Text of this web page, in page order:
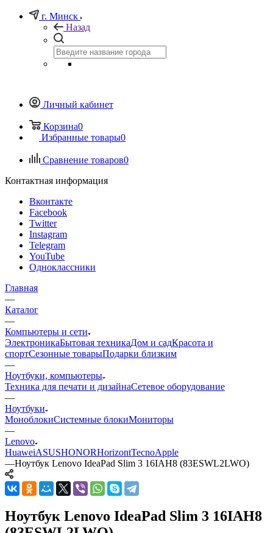
г. Минск
Назад
Личный кабинет
Корзина0
Избранные товары0
Сравнение товаров0
Контактная информация
Вконтакте
Facebook
Twitter
Instagram
Telegram
YouTube
Одноклассники
Главная
—
Каталог
—
Компьютеры и сети
ЭлектроникаБытовая техникаДом и садКрасота и
спортСезонные товарыПодарки близким
—
Ноутбуки, компьютеры
Техника для печати и дизайнаСетевое оборудование
—
Ноутбуки
МоноблокиСистемные блокиМониторы
—
Lenovo
HuaweiASUSHONORHorizontTecnoApple
—Ноутбук Lenovo IdeaPad Slim 3 16IAH8 (83ESWL2LWO)
Ноутбук Lenovo IdeaPad Slim 3 16IAH8